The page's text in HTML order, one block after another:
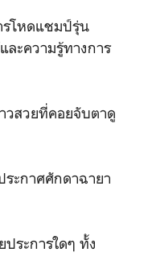
รโหดแชมป์รุ่น
ละความรู้ทางการ
วสวยที่คอยจับตาดู
ะกาศศักดาฉายา
ระการใดๆ ทั้ง